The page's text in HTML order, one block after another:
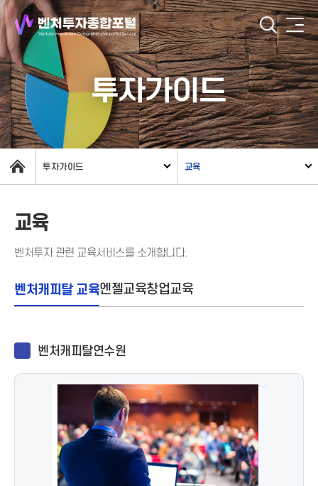
투자가이드
투자가이드 교육
교육
벤처투자 관련 교육서비스를 소개합니다.
벤처캐피탈 교육엔젤교육창업교육
벤처캐피탈연수원